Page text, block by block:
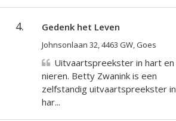
4. Gedenk het Leven
Johnsonlaan 32, 4463 GW, Goes
Uitvaartspreekster in hart en
nieren. Betty Zwanink is een
zelfstandig uitvaartspreekster in
har...